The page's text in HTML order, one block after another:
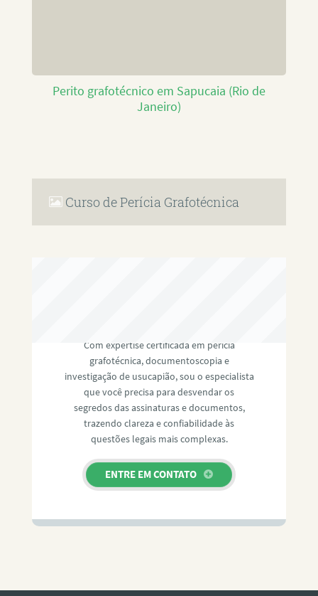
Perito grafotécnico em Sapucaia (Rio de
Janeiro)
Curso de Perícia Grafotécnica
Com expertise certificada em perícia
grafotécnica, documentoscopia e
investigação de usucapião, sou o especialista
que você precisa para desvendar os
segredos das assinaturas e documentos,
trazendo clareza e confiabilidade às
questões legais mais complexas.
ENTRE EM CONTATO